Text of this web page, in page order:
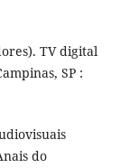
TV digital
SP :
do